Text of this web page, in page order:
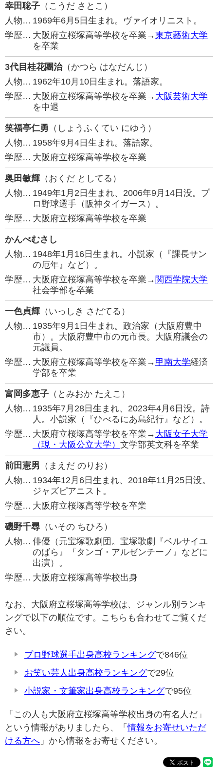
幸田聡子 （こうだ さとこ）
人物… 1969年6月5日生まれ。ヴァイオリニスト。
学歴… 大阪府立桜塚高等学校を卒業→東京藝術大学
を卒業
3代目桂花團治（かつら はなだんじ）
人物… 1962年10月10日生まれ。落語家。
学歴… 大阪府立桜塚高等学校を卒業→ 大阪芸術大学
を中退
笑福亭仁勇 （しょうふくてい にゆう）
人物… 1958年9月4日生まれ。落語家。
学歴… 大阪府立桜塚高等学校を卒業
奥田敏輝 （おくだ としてる）
人物… 1949年1月2日生まれ、2006年9月14日没。プ
ロ野球選手（阪神タイガース）。
学歴… 大阪府立桜塚高等学校を卒業
かんべむさし
人物… 1948年1月16日生まれ。小説家（『課長サン
の厄年』など）。
学歴… 大阪府立桜塚高等学校を卒業→ 関西学院大学
社会学部を卒業
一色貞輝 （いっしき さだてる）
人物… 1935年9月1日生まれ。政治家（大阪府豊中
市）。大阪府豊中市の元市長。大阪府議会の
元議員。
学歴… 大阪府立桜塚高等学校を卒業→ 甲南大学経済
学部を卒業
富岡多恵子 （とみおか たえこ）
人物… 1935年7月28日生まれ、2023年4月6日没。詩
人。小説家（『ひべるにあ島紀行』など）。
学歴… 大阪府立桜塚高等学校を卒業→ 大阪女子大学
（現・大阪公立大学） 文学部英文科を卒業
前田憲男 （まえだ のりお）
人物… 1934年12月6日生まれ、2018年11月25日没。
ジャズピアニスト。
学歴… 大阪府立桜塚高等学校を卒業
磯野千尋 （いその ちひろ）
人物… 俳優（元宝塚歌劇団。宝塚歌劇『ベルサイユ
のばら』『タンゴ・アルゼンチーノ』などに
出演）。
学歴… 大阪府立桜塚高等学校出身
なお、大阪府立桜塚高等学校は、ジャンル別ランキ
ングで以下の順位です。こちらも合わせてご覧くだ
さい。
プロ野球選手出身高校ランキングで846位
お笑い芸人出身高校ランキングで29位
小説家・文筆家出身高校ランキングで95位
「この人も大阪府立桜塚高等学校出身の有名人だ」
という情報がありましたら、「情報をお寄せいただ
ける方へ 」から情報をお寄せください。